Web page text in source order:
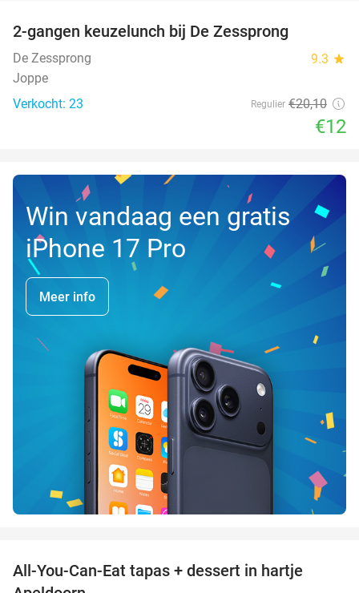
NEW
TODAY
2-gangen keuzelunch bij De Zessprong
De Zessprong 9.3 star
Joppe
Verkocht: 23
Regulier €20,10
€12
Win vandaag een gratis
iPhone 17 Pro
Meer info
All-You-Can-Eat tapas + dessert in hartje